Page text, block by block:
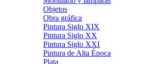
Objetos
Obra gráfica
Pintura Siglo XIX
Pintura Siglo XX
Pintura Siglo XXI
Pintura de Alta Época
Plata